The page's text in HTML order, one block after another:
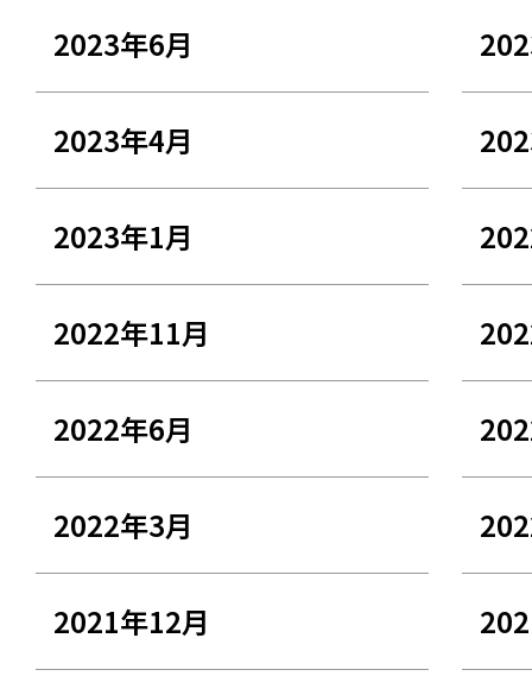
2023年6月
2023年4月
2023年1月
2022年11月
2022年6月
2022年3月
2021年12月